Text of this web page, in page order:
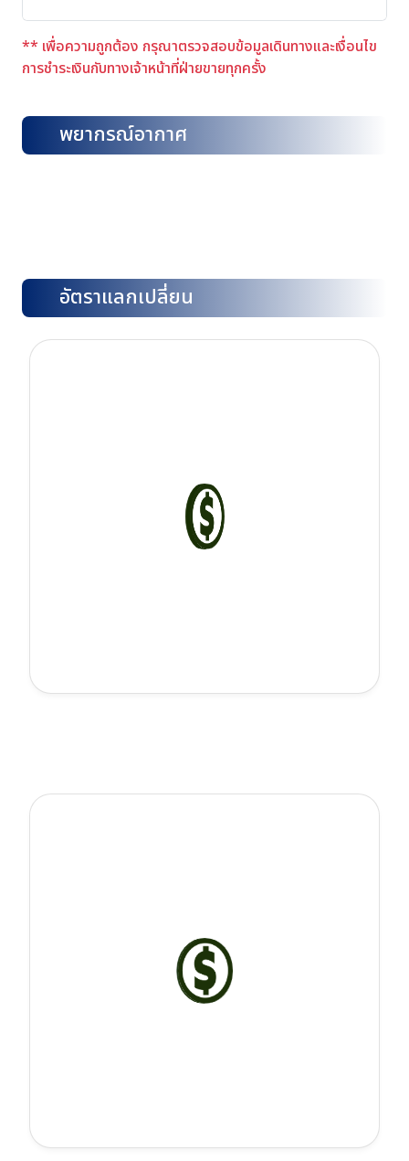
** เพื่อความถูกต้อง กรุณาตรวจสอบข้อมูลเดินทางและเงื่อนไข
การชำระเงินกับทางเจ้าหน้าที่ฝ่ายขายทุกครั้ง
พยากรณ์อากาศ
อัตราแลกเปลี่ยน